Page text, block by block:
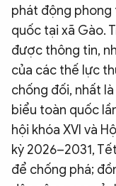
phát động phong
quốc tại xã Gào.
được thông tin,
của các thế lực
chống đối, nhất
biểu toàn quốc
hội khóa XVI và
kỳ 2026–2031,
để chống phá;